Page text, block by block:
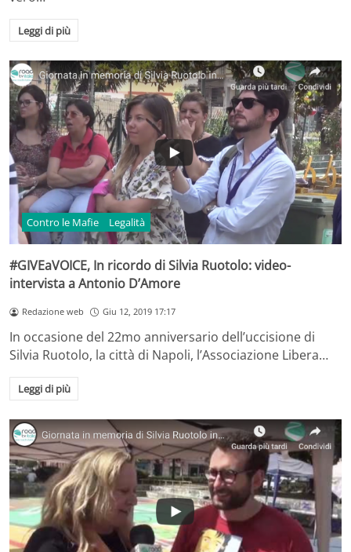
Leggi di più
Contro le Mafie Legalità
#GIVEaVOICE, In ricordo di Silvia Ruotolo: video-
intervista a Antonio D’Amore
Redazione web Giu 12, 2019 17:17
In occasione del 22mo anniversario dell’uccisione di
Silvia Ruotolo, la città di Napoli, l’Associazione Libera…
Leggi di più